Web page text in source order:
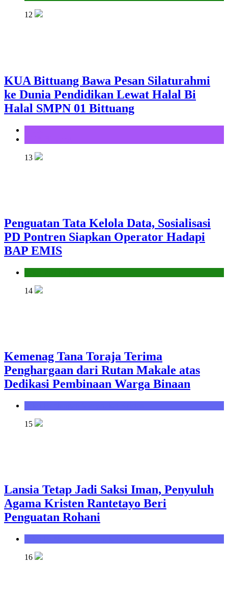
12
KUA Bittuang Bawa Pesan Silaturahmi
ke Dunia Pendidikan Lewat Halal Bi
Halal SMPN 01 Bittuang
13
Penguatan Tata Kelola Data, Sosialisasi
PD Pontren Siapkan Operator Hadapi
BAP EMIS
14
Kemenag Tana Toraja Terima
Penghargaan dari Rutan Makale atas
Dedikasi Pembinaan Warga Binaan
15
Lansia Tetap Jadi Saksi Iman, Penyuluh
Agama Kristen Rantetayo Beri
Penguatan Rohani
16